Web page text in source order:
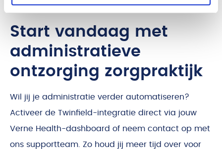
Start vandaag met
administratieve
ontzorging zorgpraktijk
Wil jij je administratie verder automatiseren?
Activeer de Twinfield-integratie direct via jouw
Verne Health-dashboard of neem contact op met
ons supportteam. Zo houd jij meer tijd over voor